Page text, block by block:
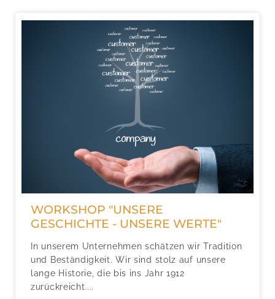
WORKSHOP "UNSERE
GESCHICHTE - UNSERE WERTE"
In unserem Unternehmen schätzen wir Tradition
und Beständigkeit. Wir sind stolz auf unsere
lange Historie, die bis ins Jahr 1912
zurückreicht....